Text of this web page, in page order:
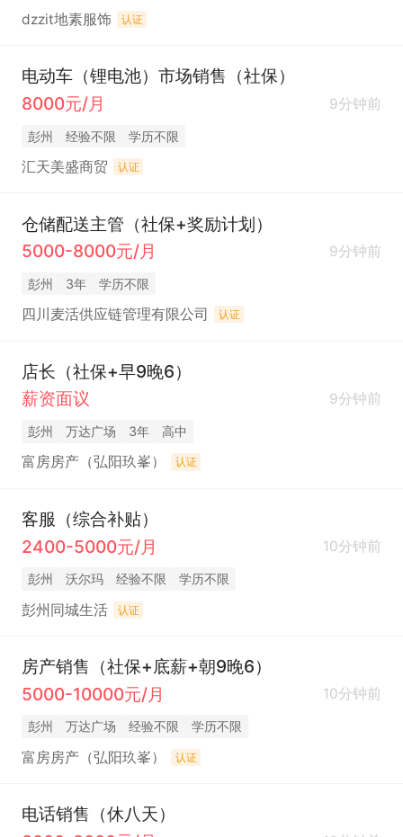
dzzit地素服饰 认证
电动车（锂电池）市场销售（社保）
8000元/月
9分钟前
彭州 经验不限 学历不限
汇天美盛商贸 认证
仓储配送主管（社保+奖励计划）
5000-8000元/月
9分钟前
彭州 3年 学历不限
四川麦活供应链管理有限公司 认证
店长（社保+早9晚6）
薪资面议
9分钟前
彭州 万达广场 3年 高中
富房房产（弘阳玖峯） 认证
客服（综合补贴）
2400-5000元/月
10分钟前
彭州 沃尔玛 经验不限 学历不限
彭州同城生活 认证
房产销售（社保+底薪+朝9晚6）
5000-10000元/月
10分钟前
彭州 万达广场 经验不限 学历不限
富房房产（弘阳玖峯） 认证
电话销售（休八天）